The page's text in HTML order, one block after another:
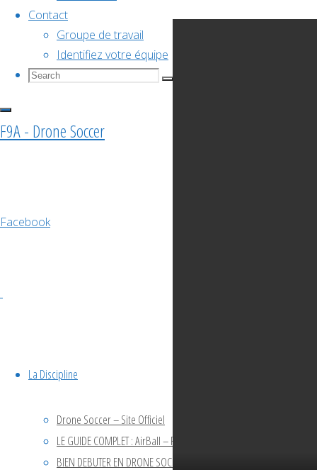
Contact
Groupe de travail
Identifiez votre équipe
Search
Search
Search
F9A - Drone Soccer
Facebook
La Discipline
Drone Soccer – Site Officiel
LE GUIDE COMPLET : AirBall – Fabriquer son Drone Soccer en club
BIEN DEBUTER EN DRONE SOCCER
France
2026
calendrier